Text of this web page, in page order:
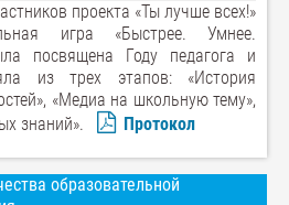
проекта «Ты лучше всех!»
игра «Быстрее. Умнее.
посвящена Году педагога и
из трех этапов: «История
«Медиа на школьную тему»,
знаний».
Протокол
образовательной